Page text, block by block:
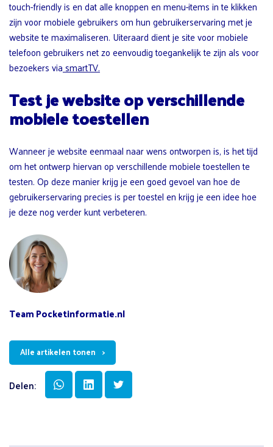
touch-friendly is en dat alle knoppen en menu-items in te klikken
zijn voor mobiele gebruikers om hun gebruikerservaring met je
website te maximaliseren. Uiteraard dient je site voor mobiele
telefoon gebruikers net zo eenvoudig toegankelijk te zijn als voor
bezoekers viasmartTV.
Test je website op verschillende
mobiele toestellen
Wanneer je website eenmaal naar wens ontworpen is, is het tijd
om het ontwerp hiervan op verschillende mobiele toestellen te
testen. Op deze manier krijg je een goed gevoel van hoe de
gebruikerservaring precies is per toestel en krijg je een idee hoe
je deze nog verder kunt verbeteren.
Team Pocketinformatie.nl
Alle artikelen tonen
Delen: